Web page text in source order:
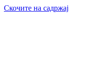
Скочите на садржај